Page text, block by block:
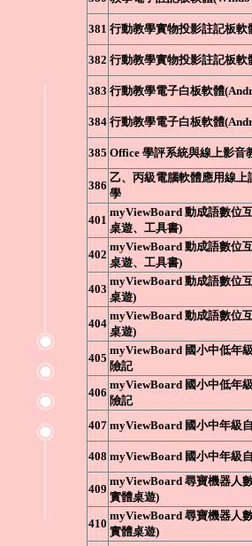
381 行動教學實物投影註記板
382 行動教學實物投影註記板
383 行動教學電子白板軟體
384 行動教學電子白板軟體
385 Office 學評系統與線上影音
386
乙、丙級電腦軟體應用線
學
401
myViewBoard 動成語數位
桌遊、工具書)
402
myViewBoard 動成語數位
桌遊、工具書)
403
myViewBoard 動成語數位
桌遊)
404
myViewBoard 動成語數位
桌遊)
405
myViewBoard 國小中低年
險記
406
myViewBoard 國小中低年
險記
407 myViewBoard 國小中年級
408 myViewBoard 國小中年級
409
myViewBoard 尋寶機器人
實體桌遊)
410
myViewBoard 尋寶機器人
實體桌遊)